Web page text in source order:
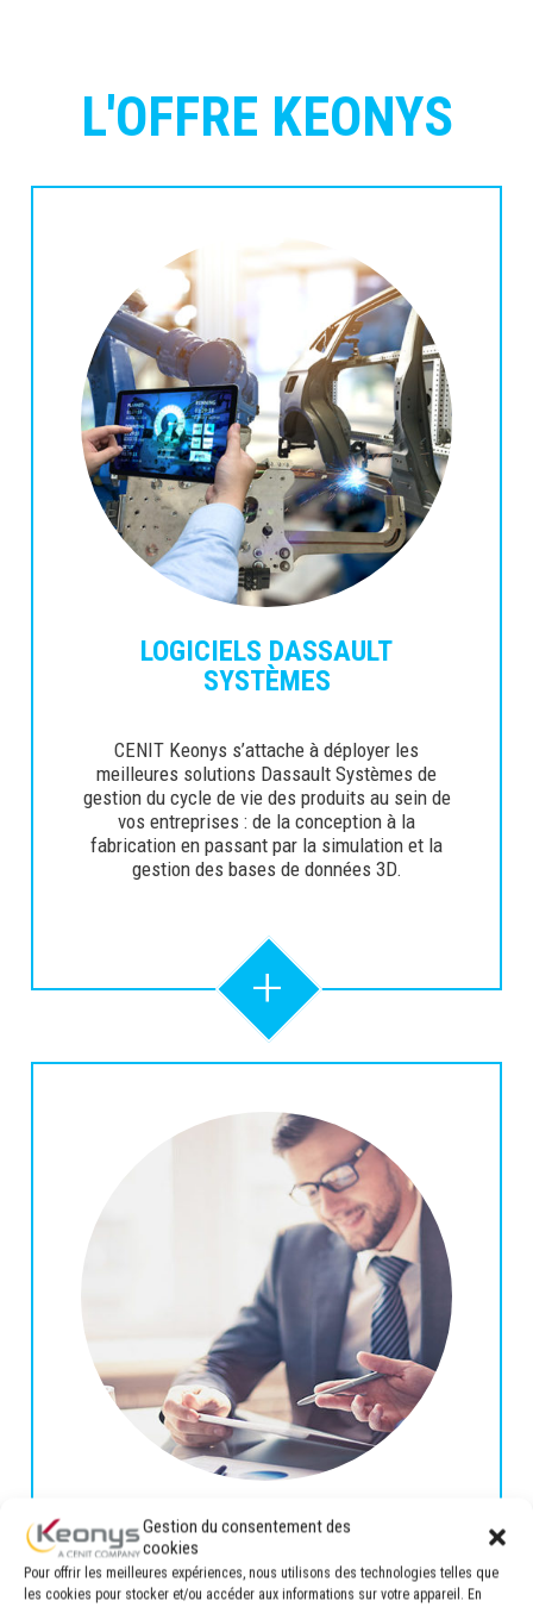
Gestion du consentement des
cookies
Pour offrir les meilleures expériences, nous utilisons des technologies telles que
les cookies pour stocker et/ou accéder aux informations sur votre appareil. En
L'OFFRE KEONYS
LOGICIELS DASSAULT
SYSTÈMES
CENIT Keonys s’attache à déployer les
meilleures solutions Dassault Systèmes de
gestion du cycle de vie des produits au sein de
vos entreprises : de la conception à la
fabrication en passant par la simulation et la
gestion des bases de données 3D.
+
CONSEIL & ACCOMPAGNEMENT
Du besoin au déploiement en passant par la